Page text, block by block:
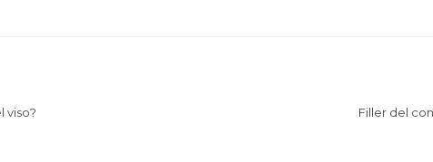
viso? Filler del